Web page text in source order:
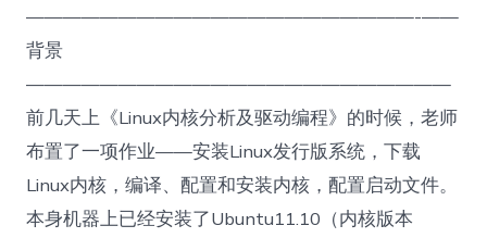
—————————————————————-——
背景
———————————————————————
前几天上《Linux内核分析及驱动编程》的时候，老师
布置了一项作业——安装Linux发行版系统，下载
Linux内核，编译、配置和安装内核，配置启动文件。
本身机器上已经安装了Ubuntu11.10（内核版本